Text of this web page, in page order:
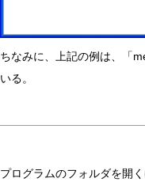
ちなみに、上記の例は、「
いる。
プログラムのフォルダを開